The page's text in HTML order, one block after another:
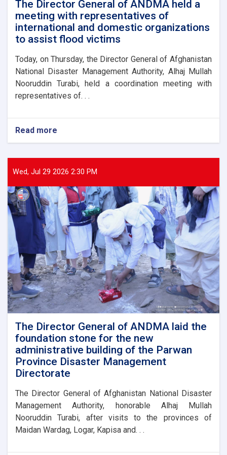
The Director General of ANDMA held a
meeting with representatives of
international and domestic organizations
to assist flood victims
Today, on Thursday, the Director General of Afghanistan
National Disaster Management Authority, Alhaj Mullah
Nooruddin Turabi, held a coordination meeting with
representatives of. . .
Read more
General
of
held
a
meeting
with
representatives
of
international
and
domestic
organizations
to
assist
flood
victims
Wed, Jul 29 2026 2:30 PM
The Director General of ANDMA laid the
foundation stone for the new
administrative building of the Parwan
Province Disaster Management
Directorate
The Director General of Afghanistan National Disaster
Management Authority, honorable Alhaj Mullah
Nooruddin Turabi, after visits to the provinces of
Maidan Wardag, Logar, Kapisa and. . .